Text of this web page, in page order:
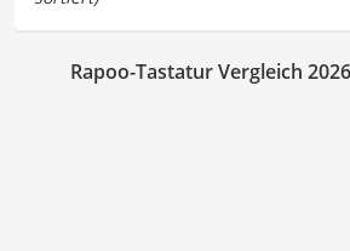
Rapoo-Tastatur Vergleich